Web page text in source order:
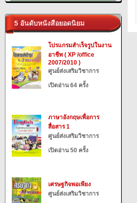
5 อันดับหนังสือยอดนิยม
โปรแกรมสำเร็จรูปในงาน
อาชีพ ( XP /office
2007/2010 )
ศูนย์ส่งเสริมวิชาการ
เปิดอ่าน 64 ครั้ง
ภาษาอังกฤษเพื่อการ
สื่อสาร 1
ศูนย์ส่งเสริมวิชาการ
เปิดอ่าน 50 ครั้ง
เศรษฐกิจพอเพียง
ศูนย์ส่งเสริมวิชาการ